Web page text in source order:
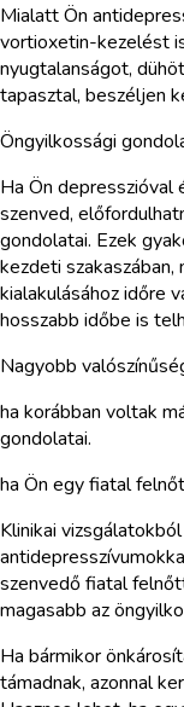
Mialatt Ön
vortioxetin-kezelést
nyugtalanságot,
tapasztal, beszéljen
Öngyilkossági
Ha Ön depresszióval
szenved,
gondolatai. Ezek
kezdeti
kialakulásához időre
hosszabb időbe is
Nagyobb
ha korábban voltak
gondolatai.
ha Ön egy fiatal
Klinikai
szenvedő fiatal
magasabb az
Ha bármikor
támadnak, azonnal